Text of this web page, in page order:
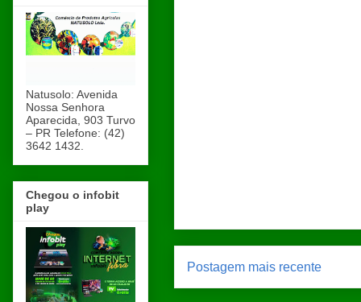
Postagem mais recente
Natusolo: Avenida
Nossa Senhora
Aparecida, 903 Turvo
– PR Telefone: (42)
3642 1432.
Chegou o infobit
play